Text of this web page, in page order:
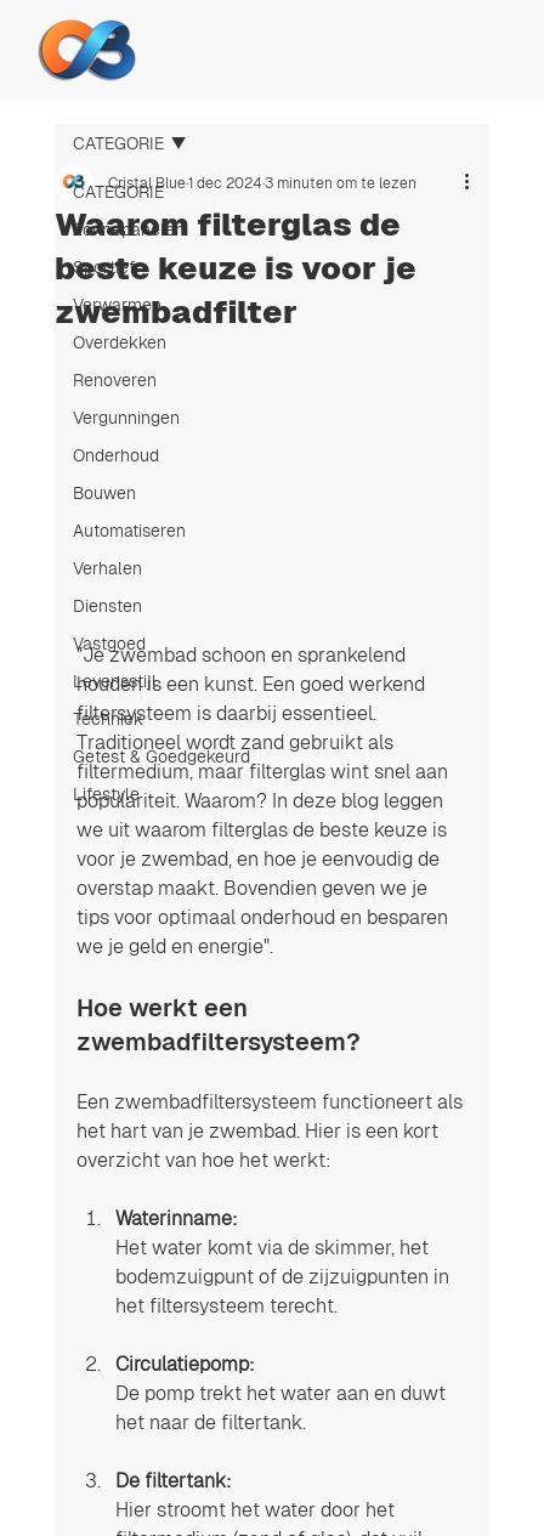
CATEGORIE
Zonnepanelen
Sportief
Verwarmen
Overdekken
Renoveren
Vergunningen
Onderhoud
Bouwen
Automatiseren
Verhalen
Diensten
Vastgoed
Levensstijl
Techniek
Getest & Goedgekeurd
Lifestyle
CATEGORIE
Waarom filterglas de
beste keuze is voor je
zwembadfilter
Cristal Blue1 dec 20243 minuten om te lezen
"Je zwembad schoon en sprankelend
houden is een kunst. Een goed werkend
filtersysteem is daarbij essentieel.
Traditioneel wordt zand gebruikt als
filtermedium, maar filterglas wint snel aan
populariteit. Waarom? In deze blog leggen
we uit waarom filterglas de beste keuze is
voor je zwembad, en hoe je eenvoudig de
overstap maakt. Bovendien geven we je
tips voor optimaal onderhoud en besparen
we je geld en energie".
Hoe werkt een
zwembadfiltersysteem?
Een zwembadfiltersysteem functioneert als
het hart van je zwembad. Hier is een kort
overzicht van hoe het werkt:
Waterinname:
Het water komt via de skimmer, het
bodemzuigpunt of de zijzuigpunten in
het filtersysteem terecht.
Circulatiepomp:
De pomp trekt het water aan en duwt
het naar de filtertank.
De filtertank:
Hier stroomt het water door het